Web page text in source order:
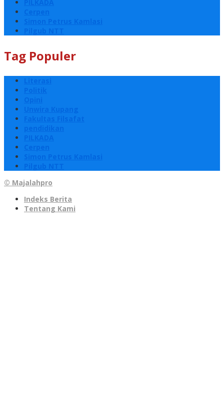
Tag Populer
© Majalahpro
Indeks Berita
Tentang Kami